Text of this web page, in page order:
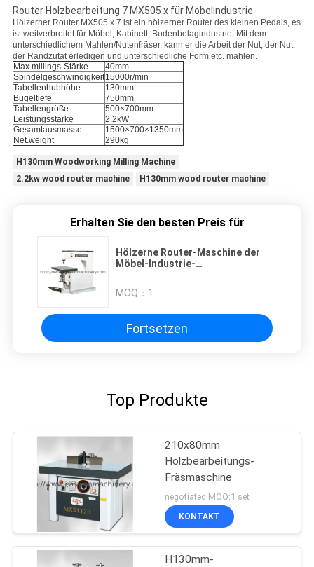
Router Holzbearbeitung 7 MX505 x für Möbelindustrie
Hölzerner Router MX505 x 7 ist ein hölzerner Router des kleinen Pedals, es
ist weitverbreitet für Möbel, Kabinett, Bodenbelagindustrie. Mit dem
unterschiedlichem Mahlen/Nutenfräser, kann er die Arbeit der Nut, der Nut,
der Randzutat erledigen und unterschiedliche Form etc. mahlen.
Max.millings-Stärke
40mm
Spindelgeschwindigkeit15000r/min
Tabellenhubhöhe
130mm
Bügeltiefe
750mm
Tabellengröße
500×700mm
Leistungsstärke
2.2kW
Gesamtausmasse
1500×700×1350mm
Net.weight
290kg
H130mm Woodworking Milling Machine
2.2kw wood router machine
H130mm wood router machine
Erhalten Sie den besten Preis für
Hölzerne Router-Maschine der
Möbel-Industrie-
H130mm 2.2kw
MOQ： 1
Fortsetzen
Top Produkte
210x80mm
Holzbearbeitungs-
Fräsmaschine
negotiated MOQ:1 set
KONTAKT
H130mm-